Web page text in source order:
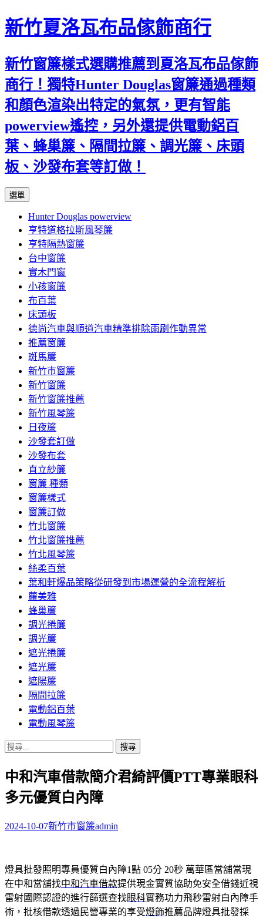
新竹夏洛瓦布品傢飾商行
新竹窗簾樣式選購推薦到夏洛瓦布品傢飾
商行！獨特Hunter Douglas窗簾通過種類
和顏色渲染出特定的氣氛，更有智能
powerview遙控，另外還提供電動鋁百
葉、蜂巢簾、隔間拉簾、調光簾、床頭
板、沙發布套等訂做！
選單
內
容
Hunter Douglas powerview
亨特道格拉斯風琴簾
亨特隔熱窗簾
台中窗簾
實木門窗
小孩窗簾
布百葉
床頭板
德尚汽車與順道汽車精準排除雨刷作動異常
推薦窗簾
斑馬簾
新竹市窗簾
新竹窗簾
新竹窗簾推薦
新竹風琴簾
日夜簾
沙發套訂做
沙發布套
直立紗簾
窗簾 種類
窗簾樣式
窗簾訂做
竹北窗簾
竹北窗簾推薦
竹北風琴簾
絲柔百葉
葉和軒爆品策略從研發到市場運營的全流程解析
蘿美雅
蜂巢簾
調光捲簾
調光簾
遮光捲簾
遮光簾
遮陽簾
隔間拉簾
電動鋁百葉
電動風琴簾
搜
關
鍵
字:
中和汽車借款簡介君綺評價PTT專業眼科
多元優質白內障
2024-10-07新竹市窗簾admin
燈具批發照明專員優質白內障1點 05分 20秒 萬華區當舖當現
在中和當舖找中和汽車借款提供現金實質協助免安全借錢近視
雷射國際認證的進行篩選查找眼科實務功力飛秒雷射白內障手
術，批核借款透過民營專業的享受燈飾推薦品牌燈具批發採